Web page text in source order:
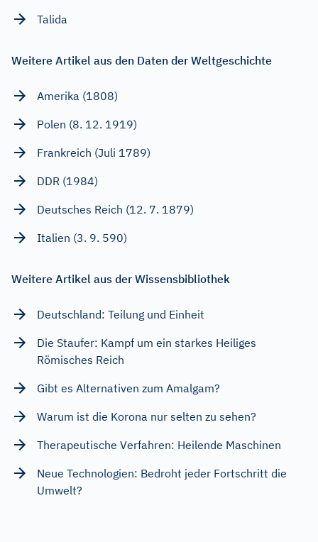
Talida
Weitere Artikel aus den Daten der Weltgeschichte
Amerika (1808)
Polen (8. 12. 1919)
Frankreich (Juli 1789)
DDR (1984)
Deutsches Reich (12. 7. 1879)
Italien (3. 9. 590)
Weitere Artikel aus der Wissensbibliothek
Deutschland: Teilung und Einheit
Die Staufer: Kampf um ein starkes Heiliges
Römisches Reich
Gibt es Alternativen zum Amalgam?
Warum ist die Korona nur selten zu sehen?
Therapeutische Verfahren: Heilende Maschinen
Neue Technologien: Bedroht jeder Fortschritt die
Umwelt?